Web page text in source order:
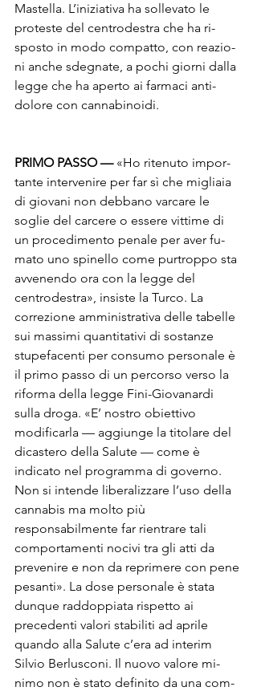
Mastella. L’iniziativa ha sollevato le
proteste del centrodestra che ha ri­
sposto in modo compatto, con reazio­
ni anche sdegnate, a pochi giorni dal­la
legge che ha aperto ai farmaci anti­
dolore con cannabinoidi.
PRIMO PASSO — «Ho ritenuto impor­
tante intervenire per far sì che miglia­ia
di giovani non debbano varcare le
soglie del carcere o essere vittime di
un procedimento penale per aver fu­
mato uno spinello come purtroppo sta
avvenendo ora con la legge del
centrodestra», insiste la Turco. La
correzione amministrativa delle ta­belle
sui massimi quantitativi di so­stanze
stupefacenti per consumo per­sonale è
il primo passo di un percor­so verso la
riforma della legge Fi­ni-Giovanardi
sulla droga. «E’ nostro obiettivo
modificarla — aggiunge la titolare del
dicastero della Salute — come è
indicato nel programma di go­verno.
Non si intende liberalizzare l’uso della
cannabis ma molto più
responsabilmente far rientrare tali
comportamenti nocivi tra gli atti da
prevenire e non da reprimere con pe­ne
pesanti». La dose personale è sta­ta
dunque raddoppiata rispetto ai
precedenti valori stabiliti ad aprile
quando alla Salute c’era ad interim
Silvio Berlusconi. Il nuovo valore mi­
nimo non è stato definito da una com­